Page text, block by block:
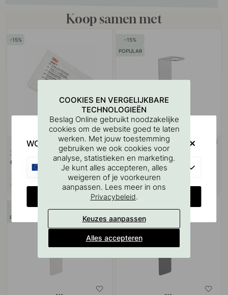
Koop samen met
15
3M
Oppervlaktereinigingsdoekje
3.06 €
Op voorraad
15
POPULAR
108 3M-TAPE
Zeephouder/Zeepdispenser
Base - Chroom
21.25 €25 €
Op voorraad
POPULAR
POPULAR
COOKIES EN VERGELIJKBARE
TECHNOLOGIEËN
Beslag Online gebruikt noodzakelijke
cookies om de website goed te laten
werken. Met jouw toestemming
gebruiken we ook cookies voor
analyse, statistieken en marketing.
Je kunt alles accepteren, alles
weigeren of je voorkeuren
aanpassen. Lees meer in ons
Privacybeleid.
Keuzes aanpassen
Alles accepteren
WOULD YOU RATHER VISIT?
CHANGE COUNTRY